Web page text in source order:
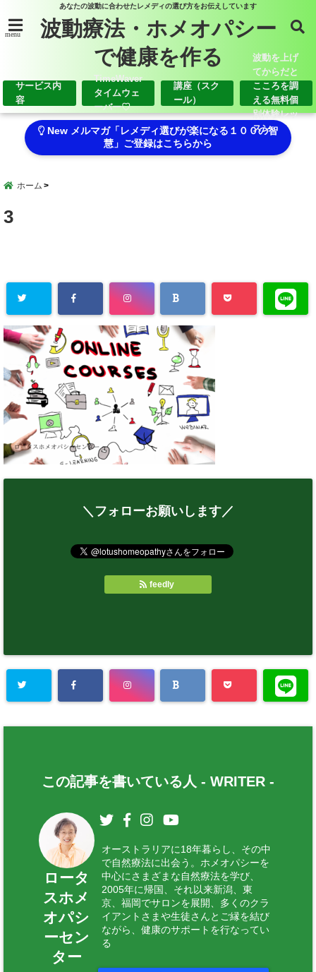
あなたの波動に合わせたレメディの選び方をお伝えしています
menu
波動療法・ホメオパシー
で健康を作る
サービス内
容
TimeWaver
タイムウェ
ーバー♡
講座（スク
ール）
波動を上げ
てからだと
こころを調
える無料個
別体験レッ
スン
New メルマガ「レメディ選びが楽になる１００の智
慧」ご登録はこちらから
ホーム
3
＼フォローお願いします／
feedly
この記事を書いている人 - WRITER -
ロータ
スホメ
オパシ
ーセン
ター
オーストラリアに18年暮らし、その中
で自然療法に出会う。ホメオパシーを
中心にさまざまな自然療法を学び、
2005年に帰国、それ以来新潟、東
京、福岡でサロンを展開、多くのクラ
イアントさまや生徒さんとご縁を結び
ながら、健康のサポートを行なってい
る